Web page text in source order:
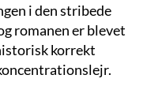
i den stribede
romanen er blevet
korrekt